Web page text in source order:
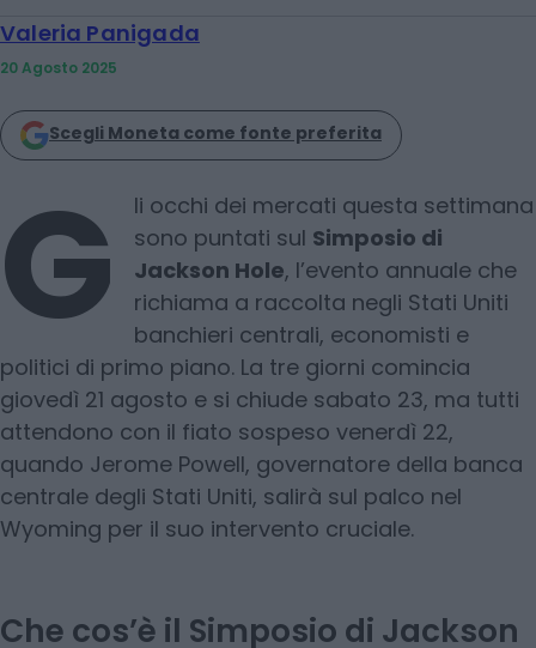
Valeria Panigada
20 Agosto 2025
Scegli Moneta come fonte preferita
G
li occhi dei mercati questa settimana
sono puntati sul Simposio di
Jackson Hole, l’evento annuale che
richiama a raccolta negli Stati Uniti
banchieri centrali, economisti e
politici di primo piano. La tre giorni comincia
giovedì 21 agosto e si chiude sabato 23, ma tutti
attendono con il fiato sospeso venerdì 22,
quando Jerome Powell, governatore della banca
centrale degli Stati Uniti, salirà sul palco nel
Wyoming per il suo intervento cruciale.
Che cos’è il Simposio di Jackson